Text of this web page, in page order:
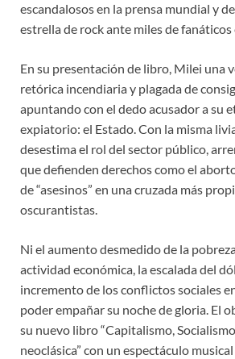
escandalosos en la prensa mundial y
estrella de rock ante miles de
En su presentación de libro, Milei una
retórica incendiaria y plagada de
apuntando con el dedo acusador a su
expiatorio: el Estado. Con la misma
desestima el rol del sector público,
que defienden derechos como el
de “asesinos” en una cruzada más
oscurantistas.
Ni el aumento desmedido de la
actividad económica, la escalada del
incremento de los conflictos sociales
poder empañar su noche de gloria. El
su nuevo libro “Capitalismo,
neoclásica” con un espectáculo